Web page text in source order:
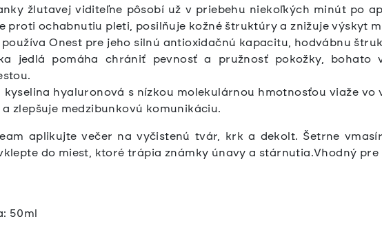
žlutavej viditeľne pôsobí už v priebehu niekoľkých minút po
proti ochabnutiu pleti, posilňuje kožné štruktúry a znižuje výskyt
používa Onest pre jeho silnú antioxidačnú kapacitu, hodvábnu
jedlá pomáha chrániť pevnosť a pružnosť pokožky, bohato
kyselina hyaluronová s nízkou molekulárnou hmotnosťou viaže
zlepšuje medzibunkovú komunikáciu.
aplikujte večer na vyčistenú tvár, krk a dekolt. Šetrne
do miest, ktoré trápia známky únavy a stárnutia.Vhodný
50ml